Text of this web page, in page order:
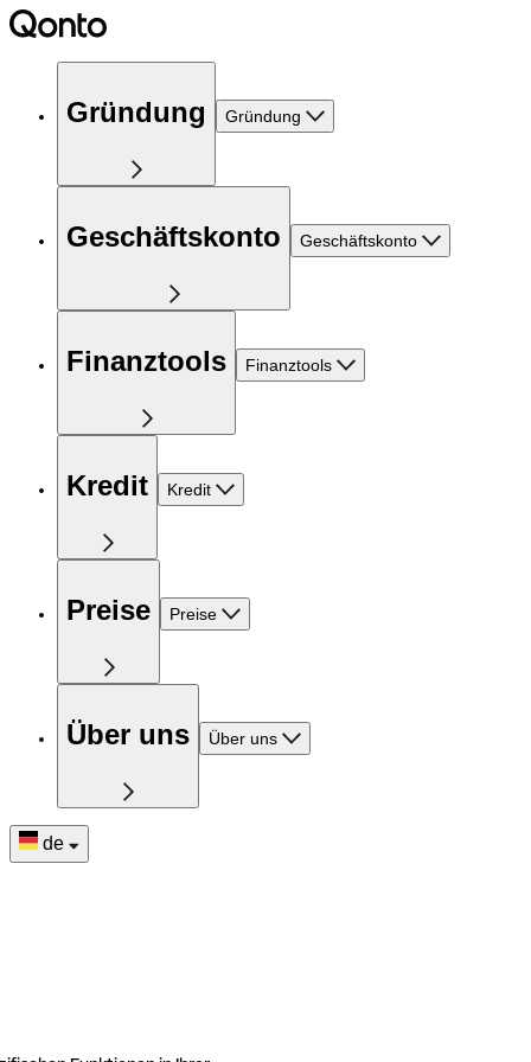
Gründung Gründung
Geschäftskonto Geschäftskonto
Finanztools Finanztools
Kredit Kredit
Preise Preise
Über uns Über uns
de